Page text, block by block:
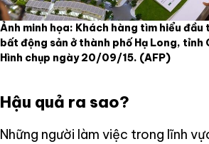
Ảnh minh họa: Khách hàng tìm hiểu đầu
bất động sản ở thành phố Hạ Long, tỉnh
Hình chụp ngày 20/09/15. (AFP)
Hậu quả ra sao?
Những người làm việc trong lĩnh